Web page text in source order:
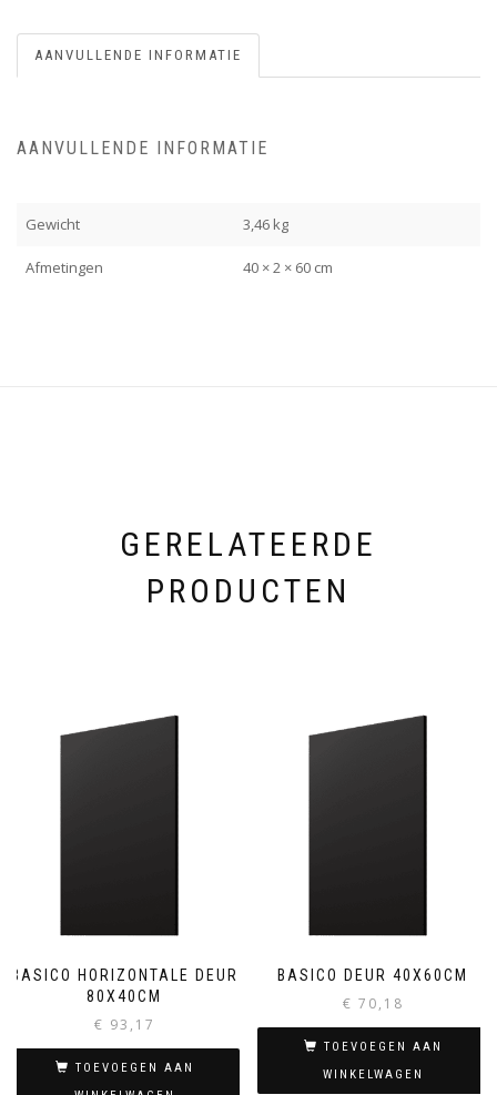
AANVULLENDE INFORMATIE
AANVULLENDE INFORMATIE
Gewicht 3,46 kg
Afmetingen 40 × 2 × 60 cm
GERELATEERDE
PRODUCTEN
BASICO HORIZONTALE DEUR
80X40CM
€ 93,17
TOEVOEGEN AAN
BASICO DEUR 40X60CM
€ 70,18
TOEVOEGEN AAN
WINKELWAGEN